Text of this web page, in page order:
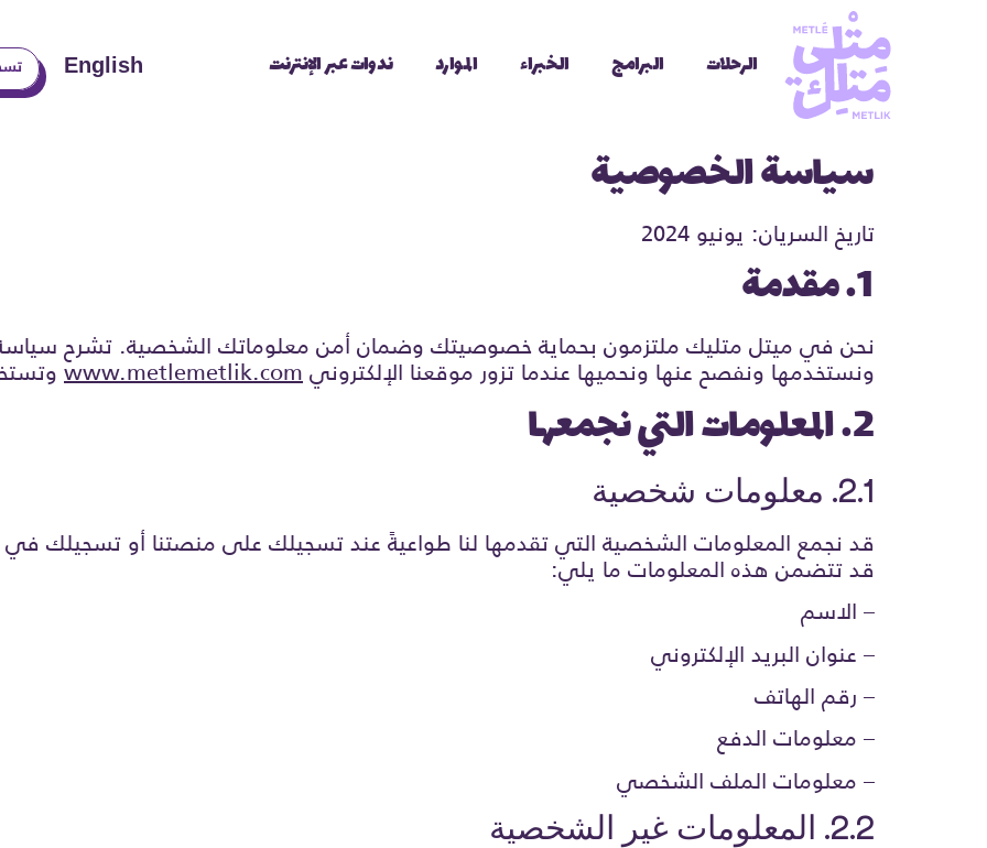
الرحلات البرامج الخبراء الموارد ندوات عبر الإنترنت English
سياسة الخصوصية
تاريخ السريان: يونيو 2024
1. مقدمة
نحن في ميتل متليك ملتزمون بحماية خصوصيتك وضمان أمن معلوماتك الشخصية. تشرح
ونستخدمها ونفصح عنها ونحميها عندما تزور موقعنا الإلكترونيwww.metlemetlik.com
2. المعلومات التي نجمعها
2.1. معلومات شخصية
قد نجمع المعلومات الشخصية التي تقدمها لنا طواعيةً عند تسجيلك على منصتنا أو تسجيلك في
قد تتضمن هذه المعلومات ما يلي:
– الاسم
– عنوان البريد الإلكتروني
– رقم الهاتف
– معلومات الدفع
– معلومات الملف الشخصي
2.2. المعلومات غير الشخصية